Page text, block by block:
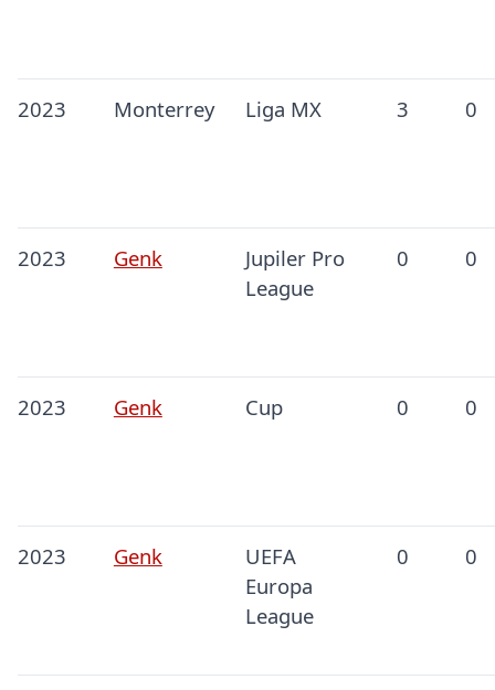
2023 Monterrey Liga MX 3 0
2023 Genk
Jupiler Pro
League
0 0
2023 Genk Cup 0 0
2023 Genk
UEFA
Europa
League
0 0